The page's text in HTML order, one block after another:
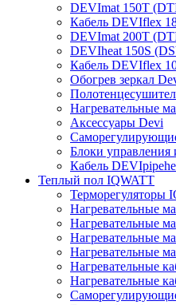
DEVImat 150T
Кабель DEVIflex
DEVImat 200T
DEVIheat 150S
Кабель DEVIflex
Обогрев зеркал
Нагревательные
Аксессуары Devi
Блоки
Кабель
Теплый пол IQWATT
Терморегуляторы
Нагревательные
Нагревательные
Нагревательные
Нагревательные
Нагревательные
Нагревательные